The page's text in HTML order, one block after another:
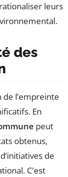
leurs
des
de l’empreinte
En
peut
obtenus,
de
C’est